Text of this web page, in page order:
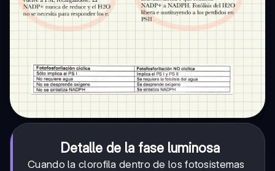
Detalle de la fase luminosa
Cuando la clorofila dentro de los fotosistemas